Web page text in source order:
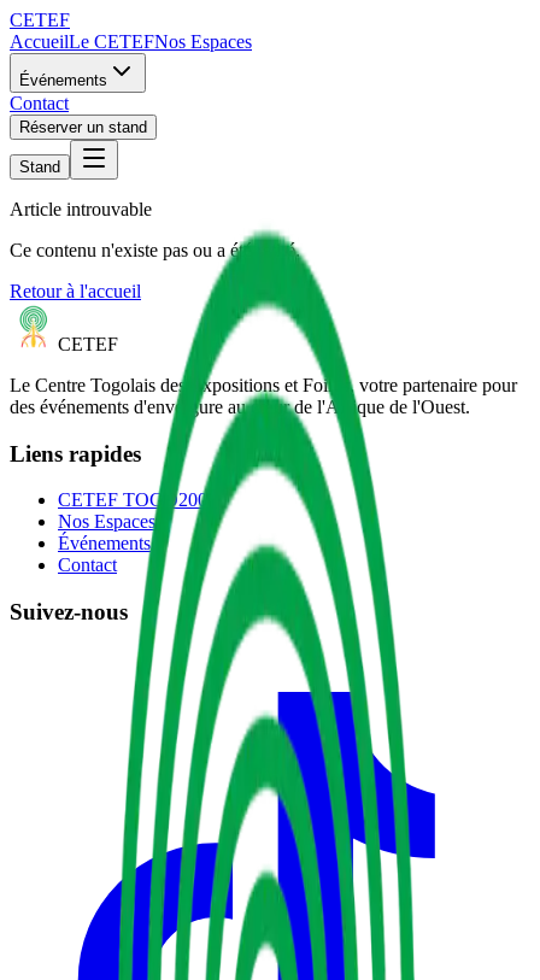
CETEF
AccueilLe CETEFNos Espaces
Événements
Contact
Réserver un stand
Stand
Article introuvable
Ce contenu n'existe pas ou a été retiré.
Retour à l'accueil
CETEF
Le Centre Togolais des Expositions et Foires, votre partenaire pour
des événements d'envergure au cœur de l'Afrique de l'Ouest.
Liens rapides
CETEF TOGO2000
Nos Espaces
Événements
Contact
Suivez-nous